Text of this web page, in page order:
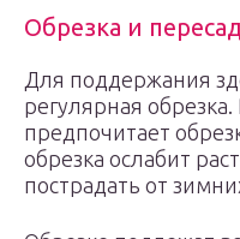
Обрезка и
Для поддержания
регулярная обрезка.
предпочитает
обрезка ослабит
пострадать от